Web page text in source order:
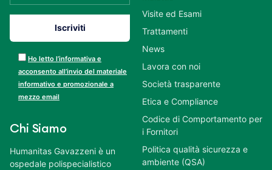
Ho letto l’informativa e
acconsento all’invio del materiale
informativo e promozionale a
mezzo email
Chi Siamo
Humanitas Gavazzeni è un
ospedale polispecialistico
Visite ed Esami
Trattamenti
News
Lavora con noi
Società trasparente
Etica e Compliance
Codice di Comportamento per
i Fornitori
Politica qualità sicurezza e
ambiente (QSA)